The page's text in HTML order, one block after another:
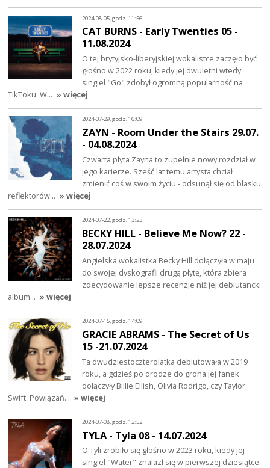
2024-08-05, godz. 11:56
CAT BURNS - Early Twenties 05 -
11.08.2024
O tej brytyjsko-liberyjskiej wokalistce zaczęło być
głośno w 2022 roku, kiedy jej dwuletni wtedy
singiel "Go" zdobył ogromną popularność na
TikToku. W… » więcej
2024-07-29, godz. 16:09
ZAYN - Room Under the Stairs 29.07.
- 04.08.2024
Czwarta płyta Zayna to zupełnie nowy rozdział w
jego karierze. Sześć lat temu artysta chciał
zmienić coś w swoim życiu - odsunął się od blasku
reflektorów… » więcej
2024-07-22, godz. 13:23
BECKY HILL - Believe Me Now? 22 -
28.07.2024
Angielska wokalistka Becky Hill dołączyła w maju
do swojej dyskografii drugą płytę, która zbiera
zdecydowanie lepsze recenzje niż jej debiutancki
album… » więcej
2024-07-15, godz. 14:09
GRACIE ABRAMS - The Secret of Us
15 -21.07.2024
Ta dwudziestoczterolatka debiutowała w 2019
roku, a gdzieś po drodze do grona jej fanek
dołączyły Billie Eilish, Olivia Rodrigo, czy Taylor
Swift. Powiązań… » więcej
2024-07-08, godz. 12:52
TYLA - Tyla 08 - 14.07.2024
O Tyli zrobiło się głośno w 2023 roku, kiedy jej
singiel "Water" znalazł się w pierwszej dziesiątce